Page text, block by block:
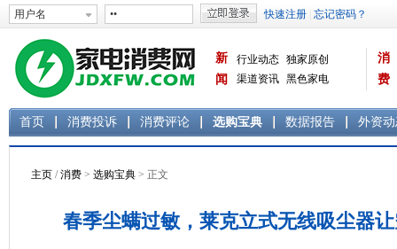
新
闻
行业动态 独家原创
渠道资讯 黑色家电
消
费
首页 消费投诉 消费评论 选购宝典 数据报告 外资
主页 /消费 > 选购宝典 > 正文
春季尘螨过敏，莱克立式无线吸尘器